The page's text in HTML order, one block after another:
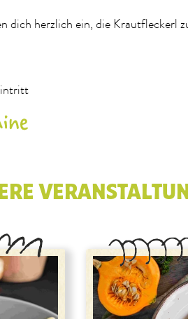
dich herzlich ein, die Krautfleckerl